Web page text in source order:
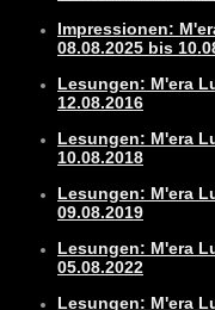
Impressionen:
08.08.2025 bis
Lesungen: M'era
12.08.2016
Lesungen: M'era
10.08.2018
Lesungen: M'era
09.08.2019
Lesungen: M'era
05.08.2022
Lesungen: M'era